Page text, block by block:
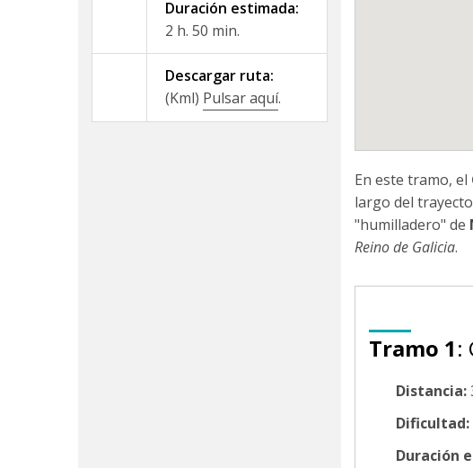
Duración estimada:
2 h. 50 min.
Descargar ruta:
(Kml) Pulsar aquí.
En este tramo, el
largo del
"humilladero" de
Reino de Galicia.
Tramo 1:
Distancia:
Dificultad:
Duración